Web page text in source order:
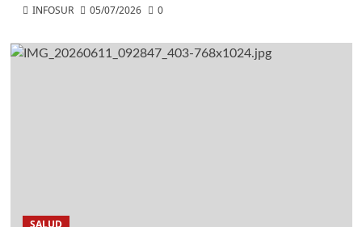
INFOSUR 05/07/2026 0